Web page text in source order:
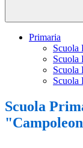
Primaria
Scuola
Scuola
Scuola
Scuola
Scuola